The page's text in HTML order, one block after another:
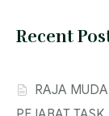
Recent
‎RAJA